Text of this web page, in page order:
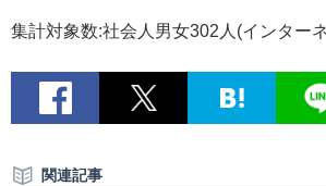
集計対象数:社会人男女302人(インター
関連記事